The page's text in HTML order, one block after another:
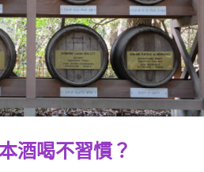
酒喝不習慣？